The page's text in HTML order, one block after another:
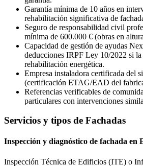
Garantía mínima de 10 años en
rehabilitación significativa de
Seguro de responsabilidad civil
mínima de 600.000 € (obras en
Capacidad de gestión de ayudas
deducciones IRPF Ley 10/2022 si
rehabilitación energética.
Empresa instaladora certificada del
(certificación ETAG/EAD del
Referencias verificables de
particulares con intervenciones
Servicios y tipos de Fachadas
Inspección y diagnóstico de fachada en
Inspección Técnica de Edificios (ITE) o